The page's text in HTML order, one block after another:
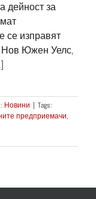
дейност за
се изправят
Нов Южен Уелс,
Новини | Tags:
предприемачи,